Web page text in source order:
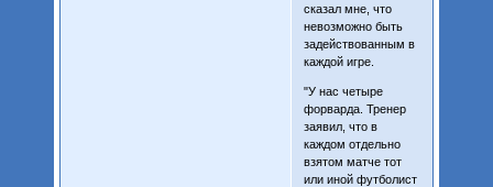
сказал мне, что
невозможно быть
задействованным в
каждой игре.
"У нас четыре
форварда. Тренер
заявил, что в
каждом отдельно
взятом матче тот
или иной футболист